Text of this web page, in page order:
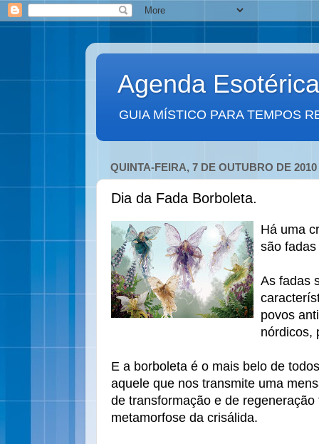
Agenda Esotérica
GUIA MÍSTICO PARA TEMPOS
QUINTA-FEIRA, 7 DE OUTUBRO DE 2010
Dia da Fada Borboleta.
Há uma
são
As fadas
povos
nórdicos,
E a borboleta é o mais belo de
aquele que nos transmite uma
de transformação e de
metamorfose da crisálida.